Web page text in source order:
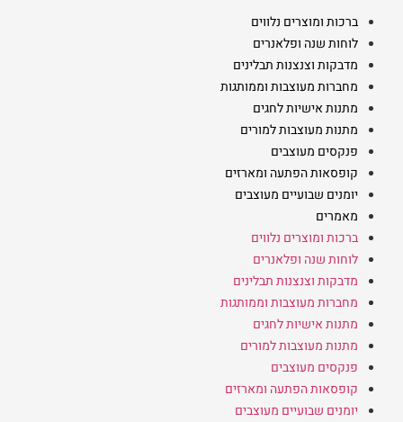
ברכות ומוצרים נלווים
לוחות שנה ופלאנרים
מדבקות וצנצנות תבלינים
מחברות מעוצבות וממותגות
מתנות אישיות לחגים
מתנות מעוצבות למורים
פנקסים מעוצבים
קופסאות הפתעה ומארזים
יומנים שבועיים מעוצבים
מאמרים
ברכות ומוצרים נלווים
לוחות שנה ופלאנרים
מדבקות וצנצנות תבלינים
מחברות מעוצבות וממותגות
מתנות אישיות לחגים
מתנות מעוצבות למורים
פנקסים מעוצבים
קופסאות הפתעה ומארזים
יומנים שבועיים מעוצבים